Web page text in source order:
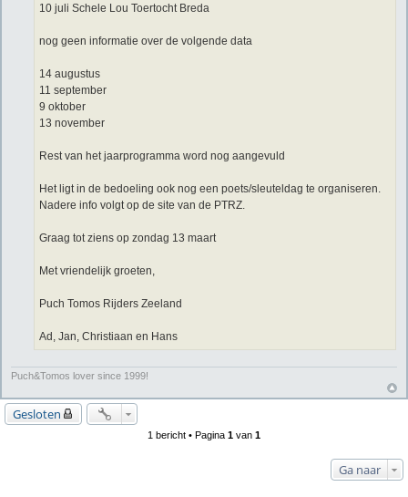
10 juli Schele Lou Toertocht Breda
nog geen informatie over de volgende data
14 augustus
11 september
9 oktober
13 november
Rest van het jaarprogramma word nog aangevuld
Het ligt in de bedoeling ook nog een poets/sleuteldag te organiseren.
Nadere info volgt op de site van de PTRZ.
Graag tot ziens op zondag 13 maart
Met vriendelijk groeten,
Puch Tomos Rijders Zeeland
Ad, Jan, Christiaan en Hans
Puch&Tomos lover since 1999!
Gesloten
1 bericht • Pagina 1 van 1
Ga naar